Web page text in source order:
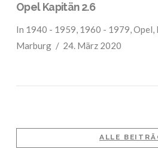
Opel Kapitän 2.6
In 1940 - 1959, 1960 - 1979,Opel,
Marburg
24. März 2020
ALLE